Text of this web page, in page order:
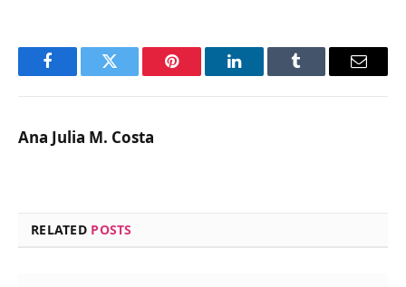
FacebookTwitter Pinterest LinkedInTumblr Email
Ana Julia M. Costa
RELATED POSTS